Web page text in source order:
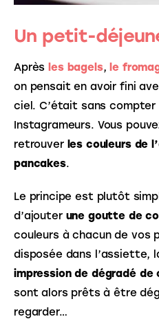
Un petit-
Après les bagels, le
on pensait en avoir fini
ciel. C’était sans compter
Instagrameurs. Vous
retrouver les couleurs de
pancakes.
Le principe est plutôt
d’ajouter une goutte de
couleurs à chacun de vos
disposée dans l’assiette,
impression de dégradé de
sont alors prêts à être
regarder…